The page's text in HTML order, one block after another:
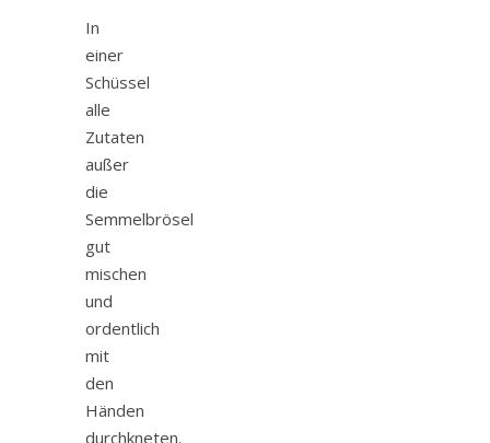
In
einer
Schüssel
alle
Zutaten
außer
die
Semmelbrösel
gut
mischen
und
ordentlich
mit
den
Händen
durchkneten.